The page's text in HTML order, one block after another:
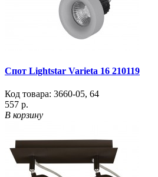
Спот Lightstar Varieta 16 210119
Код товара: 3660-05, 64
557 р.
В корзину